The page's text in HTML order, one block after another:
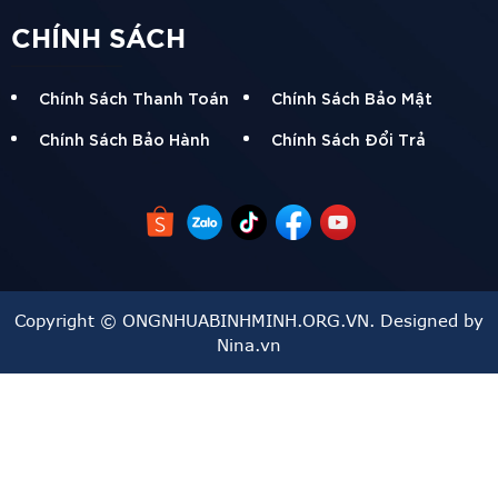
- Nhiệt độ chảy tối đa: 190
ỐNG KHÁC NHƯ:
Lưu Ý Khi Sử Và Nghiệm Thu Ống HDPE Phi D450 Bình
Minh
- Không sử dụng ống nhựa hdpe D450 Bình Minh để vận
CHÍNH SÁCH
Chính Sách Thanh Toán
Chính Sách Bảo Mật
Chính Sách Bảo Hành
Chính Sách Đổi Trả
Copyright © ONGNHUABINHMINH.ORG.VN. Designed by
Nina.vn